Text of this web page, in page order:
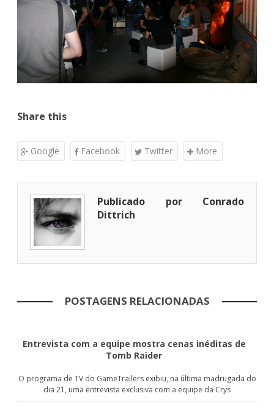
Share this
Google Facebook Twitter More
Publicado por Conrado
Dittrich
POSTAGENS RELACIONADAS
Entrevista com a equipe mostra cenas inéditas de
Tomb Raider
O programa de TV do GameTrailers exibiu, na última madrugada do
dia 21, uma entrevista exclusiva com a equipe da Crys